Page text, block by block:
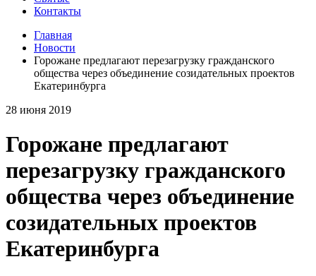
Контакты
Главная
Новости
Горожане предлагают перезагрузку гражданского
общества через объединение созидательных проектов
Екатеринбурга
28 июня 2019
Горожане предлагают
перезагрузку гражданского
общества через объединение
созидательных проектов
Екатеринбурга